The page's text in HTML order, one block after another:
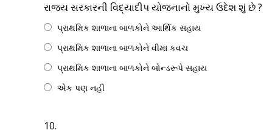
રાજ્ય સરકારની વિદ્યાદીપ યોજનાનો મુખ્ય ઉદેશ શું છે ?
પ્રાથમિક શાળાના બાળકોને આર્થિક સહાય
પ્રાથમિક શાળાના બાળકોને વીમા કવચ
પ્રાથમિક શાળાના બાળકોને બોન્ડરૂપે સહાય
એક પણ નહી
10.